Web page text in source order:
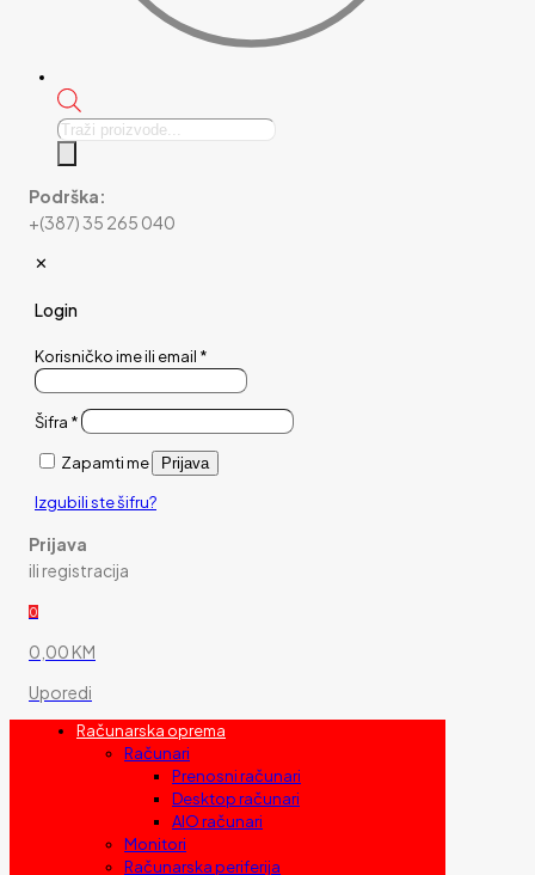
Products
Podrška:
+(387) 35 265 040
✕
Login
Korisničko ime ili email *
Šifra *
Zapamti me Prijava
Izgubili ste šifru?
Prijava
ili registracija
0
0,00 KM
Uporedi
Računarska oprema
Računari
Prenosni računari
Desktop računari
AIO računari
Monitori
Računarska periferija